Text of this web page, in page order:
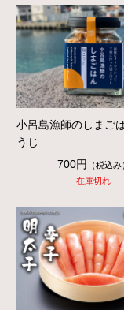
小呂島漁師のしまご
うじ
700円
（税込み
在庫切れ